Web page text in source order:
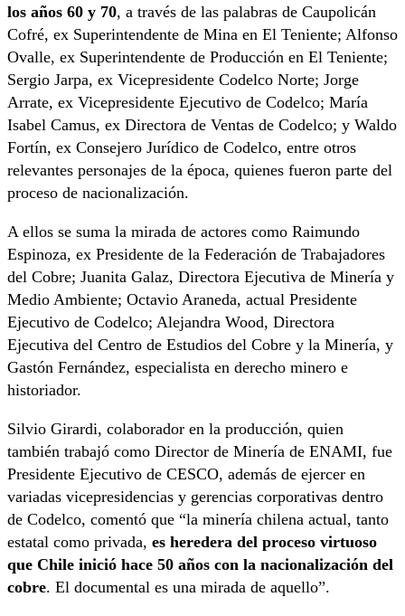
los años 60 y 70, a través de las palabras de Caupolicán
Cofré, ex Superintendente de Mina en El Teniente; Alfonso
Ovalle, ex Superintendente de Producción en El Teniente;
Sergio Jarpa, ex Vicepresidente Codelco Norte; Jorge
Arrate, ex Vicepresidente Ejecutivo de Codelco; María
Isabel Camus, ex Directora de Ventas de Codelco; y Waldo
Fortín, ex Consejero Jurídico de Codelco, entre otros
relevantes personajes de la época, quienes fueron parte del
proceso de nacionalización.
A ellos se suma la mirada de actores como Raimundo
Espinoza, ex Presidente de la Federación de Trabajadores
del Cobre; Juanita Galaz, Directora Ejecutiva de Minería y
Medio Ambiente; Octavio Araneda, actual Presidente
Ejecutivo de Codelco; Alejandra Wood, Directora
Ejecutiva del Centro de Estudios del Cobre y la Minería, y
Gastón Fernández, especialista en derecho minero e
historiador.
Silvio Girardi, colaborador en la producción, quien
también trabajó como Director de Minería de ENAMI, fue
Presidente Ejecutivo de CESCO, además de ejercer en
variadas vicepresidencias y gerencias corporativas dentro
de Codelco, comentó que “la minería chilena actual, tanto
estatal como privada, es heredera del proceso virtuoso
que Chile inició hace 50 años con la nacionalización del
cobre. El documental es una mirada de aquello”.